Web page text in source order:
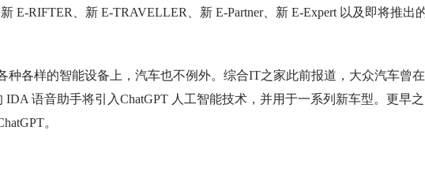
E-RIFTER、新 E-TRAVELLER、新 E-Partner、新 E-Expert 以及即将推出
各样的智能设备上，汽车也不例外。综合IT之家此前报道，大众汽车曾
IDA 语音助手将引入ChatGPT 人工智能技术，并用于一系列新车型。更早之
。